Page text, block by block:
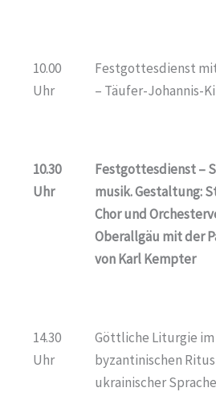
10.00
Uhr
Festgottesdienst
– Täufer-Johannis-
10.30
Uhr
Festgottesdienst –
musik. Gestaltung:
Chor und
Oberallgäu mit der
von Karl Kempter
14.30
Uhr
Göttliche Liturgie im
byzantinischen
ukrainischer